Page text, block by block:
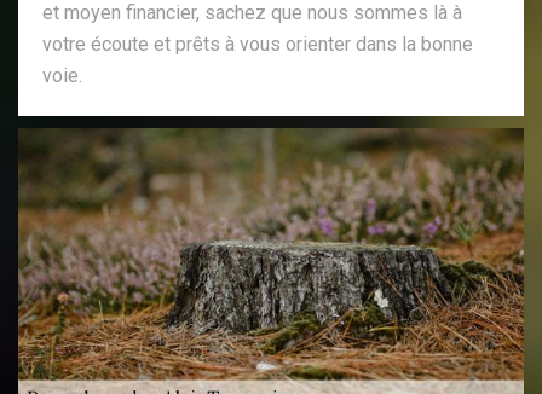
et moyen financier, sachez que nous sommes là à
votre écoute et prêts à vous orienter dans la bonne
voie.